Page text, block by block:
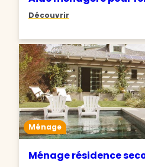
Découvrir
Ménage
Ménage résidence